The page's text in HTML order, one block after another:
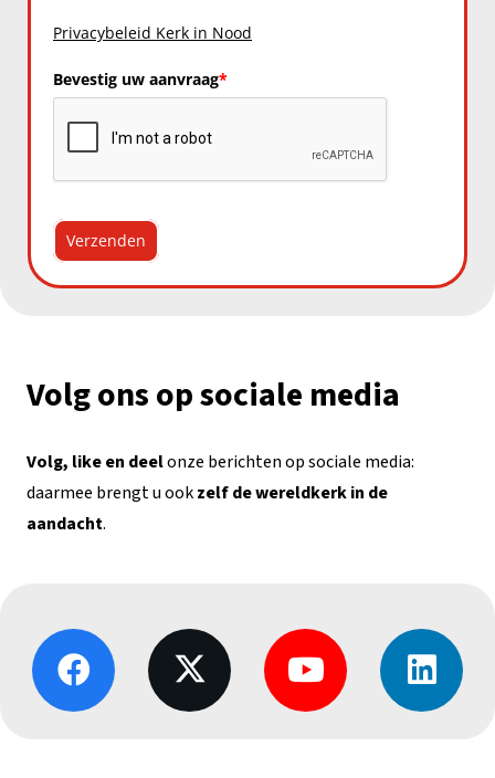
Privacybeleid Kerk in Nood
Bevestig uw aanvraag*
Verzenden
Volg ons op sociale media
Volg, like en deelonze berichten op sociale media:
daarmee brengt u ookzelf de wereldkerk in de
aandacht.